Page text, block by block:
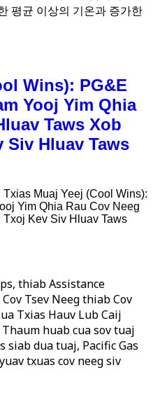
평균 이상의 기온과 증가한
Wins): PG&E
Yooj Yim Qhia
Taws Xob
Siv Hluav Taws
Muaj Yeej (Cool Wins):
Yim Qhia Rau Cov Neeg
Kev Siv Hluav Taws
thiab Assistance
Tsev Neeg thiab Cov
Txias Hauv Lub Caij
huab cua sov tuaj
siab dua tuaj, Pacific Gas
txuas cov neeg siv